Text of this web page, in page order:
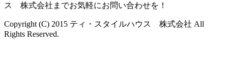
ス 株式会社までお気軽にお問い合わせを！
Copyright (C) 2015 ティ・スタイルハウス 株式会社 All
Rights Reserved.